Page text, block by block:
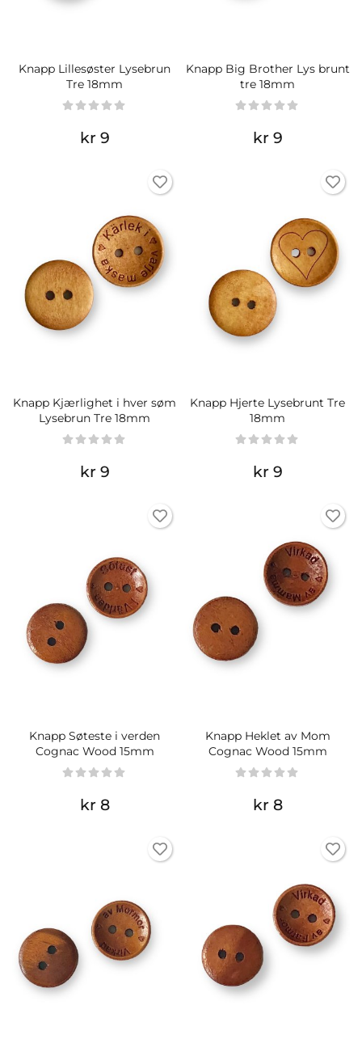
Knapp Lillesøster Lysebrun
Tre 18mm
kr 9
Knapp Big Brother Lys brunt
tre 18mm
kr 9
Knapp Kjærlighet i hver søm
Lysebrun Tre 18mm
kr 9
Knapp Hjerte Lysebrunt Tre
18mm
kr 9
Knapp Søteste i verden
Cognac Wood 15mm
kr 8
Knapp Heklet av Mom
Cognac Wood 15mm
kr 8